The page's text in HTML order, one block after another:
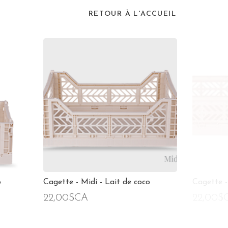
RETOUR À L'ACCUEIL
Cagette - Midi - Lait de coco
22,00$CA